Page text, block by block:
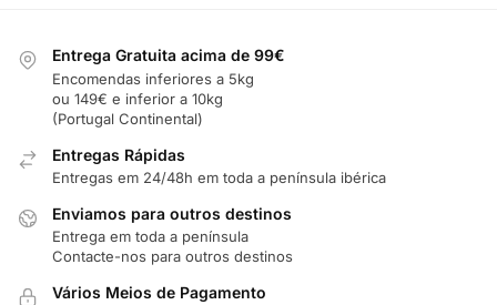
Entrega Gratuita acima de 99€
Encomendas inferiores a 5kg
ou 149€ e inferior a 10kg
(Portugal Continental)
Entregas Rápidas
Entregas em 24/48h em toda a península ibérica
Enviamos para outros destinos
Entrega em toda a península
Contacte-nos para outros destinos
Vários Meios de Pagamento